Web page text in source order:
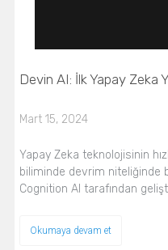
Devin AI: İlk Yapay Zeka
Mart 15, 2024
Yapay Zeka teknolojisinin
biliminde devrim niteliğinde
Cognition AI tarafından
Okumaya devam et